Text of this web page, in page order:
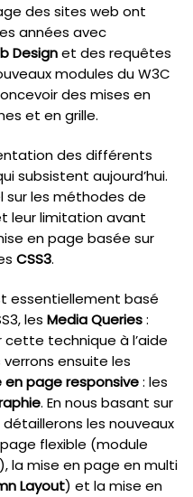
des sites web ont
années avec
Designet des requêtes
modules du W3C
des mises en
et en grille.
des différents
subsistent aujourd’hui.
sur les méthodes de
leur limitation avant
en page basée sur
CSS3.
essentiellement basé
les Media Queries:
technique à l’aide
ensuite les
en page responsive: les
. En nous basant sur
les nouveaux
flexible (module
), la mise en page en multi
Layout) et la mise en